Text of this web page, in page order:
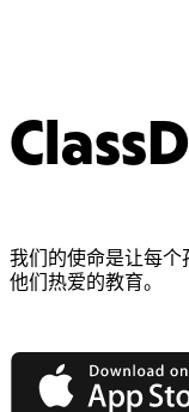
我们的使命是让每个
他们热爱的教育。
App Store